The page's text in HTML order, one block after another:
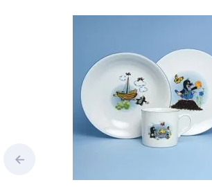
pecemi a vtavnou dekorační pecí. Závod je
Concordia Lesov používá ochrannou známku